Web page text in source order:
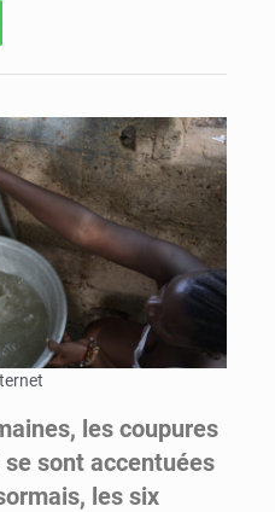
les coupures
se sont accentuées
les six